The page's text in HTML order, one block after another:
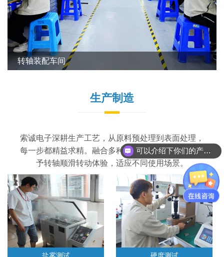
寿命测试仪器
生产制造
索诚电子深耕生产工艺，从原料预处理到表面处理，
每一步都精益求精。融合多种先进工艺，精湛工艺赋
予转轴顺滑转动体验，适应不同使用场景。
盐雾测试 硬度测试
可以介绍下你们的产品么？
产品图纸可以发吗？